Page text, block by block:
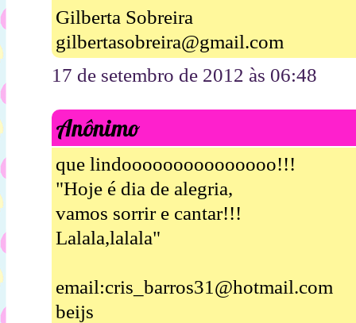
Gilberta Sobreira
gilbertasobreira@gmail.com
17 de setembro de 2012 às 06:48
Anônimo
que lindooooooooooooooo!!!
"Hoje é dia de alegria,
vamos sorrir e cantar!!!
Lalala,lalala"
email:cris_barros31@hotmail.com
beijs